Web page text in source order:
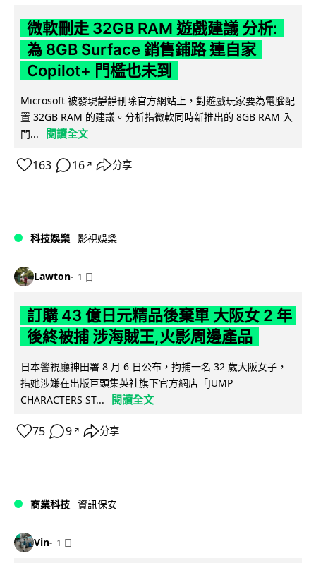
微軟刪走 32GB RAM 遊戲建議 分析:
為 8GB Surface 銷售鋪路 連自家
Copilot+ 門檻也未到
Microsoft 被發現靜靜刪除官方網站上，對遊戲玩家要為電腦配
置 32GB RAM 的建議。分析指微軟同時新推出的 8GB RAM 入
門...
閱讀全文
163 16 ↗ 分享
科技娛樂 影視娛樂
Lawton 1 日
訂購 43 億日元精品後棄單 大阪女 2 年
後終被捕 涉海賊王,火影周邊產品
日本警視廳神田署 8 月 6 日公布，拘捕一名 32 歲大阪女子，
指她涉嫌在出版巨頭集英社旗下官方網店「JUMP
CHARACTERS ST...
閱讀全文
75 9 ↗ 分享
商業科技 資訊保安
Vin 1 日